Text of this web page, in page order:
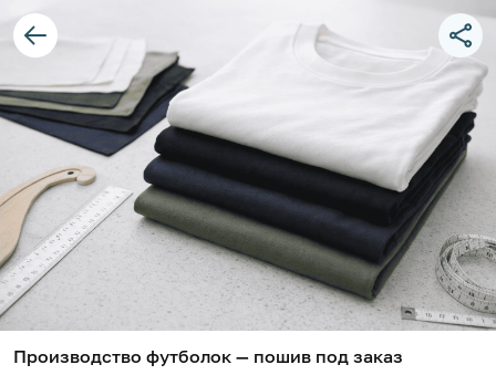
Производство футболок — пошив под заказ